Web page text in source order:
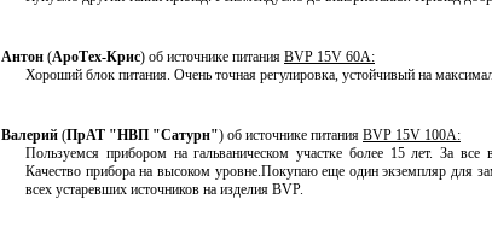
Антон (АроТех-Крис) об источнике питания BVP 15V 60A:
Хороший блок питания. Очень точная регулировка, устойчивый на
Валерий (ПрАТ "НВП "Сатурн") об источнике питания BVP 15V 100A:
Пользуемся прибором на гальваническом участке более 15 лет. За
Качество прибора на высоком уровне.Покупаю еще один экземпляр для
всех устаревших источников на изделия BVP.